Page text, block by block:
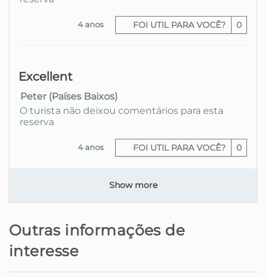
FOI UTIL PARA VOCÊ? 0
4 anos
Excellent
Peter (Países Baixos)
O turista não deixou comentários para esta
reserva
FOI UTIL PARA VOCÊ? 0
4 anos
Show more
Outras informações de
interesse